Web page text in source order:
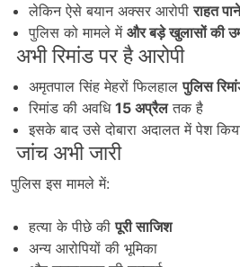
लेकिन ऐसे बयान अक्सर आरोपीराहत
पुलिस को मामले में और बड़े खुलासों की
अभी रिमांड पर है आरोपी
अमृतपाल सिंह मेहरों फिलहालपुलिस
रिमांड की अवधि 15 अप्रैलतक है
इसके बाद उसे दोबारा अदालत में पेश
जांच अभी जारी
पुलिस इस मामले में:
हत्या के पीछे कीपूरी साजिश
अन्य आरोपियों की भूमिका